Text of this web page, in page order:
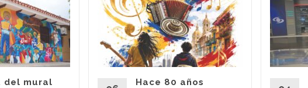
del mural
Hace 80 años